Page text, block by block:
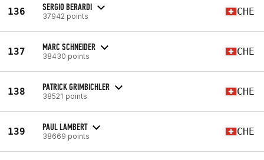
136 SERGIO BERARDI
37942 points CHE
137 MARC SCHNEIDER
38430 points CHE
138 PATRICK GRIMBICHLER
38521 points CHE
139 PAUL LAMBERT
38669 points CHE